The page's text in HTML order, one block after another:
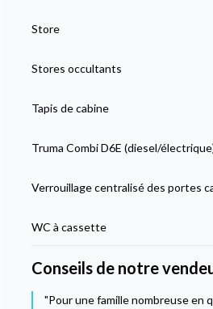
Store
Stores occultants
Tapis de cabine
Truma Combi D6E (diesel/
Verrouillage centralisé des portes
WC à cassette
Conseils de notre
"Pour une famille nombreuse en